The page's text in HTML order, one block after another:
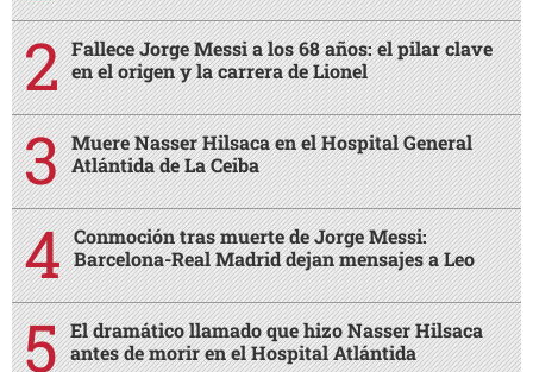
Fallece Jorge Messi a los 68 años: el pilar clave
en el origen y la carrera de Lionel
Muere Nasser Hilsaca en el Hospital General
Atlántida de La Ceiba
Conmoción tras muerte de Jorge Messi:
Barcelona-Real Madrid dejan mensajes a Leo
El dramático llamado que hizo Nasser Hilsaca
antes de morir en el Hospital Atlántida